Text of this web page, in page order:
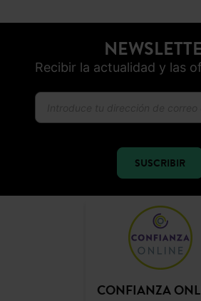
Recibir la actualidad y las
SUSCRIBIR
CONFIANZA